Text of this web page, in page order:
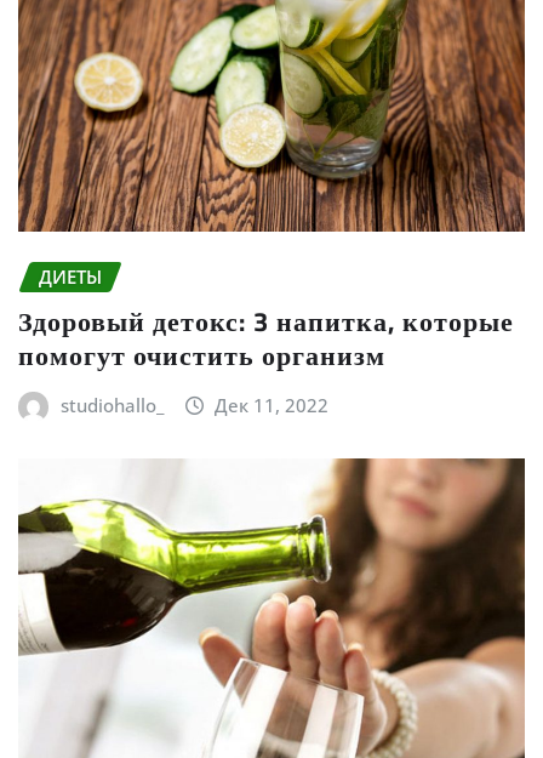
ДИЕТЫ
Здоровый детокс: 3 напитка, которые
помогут очистить организм
studiohallo_ Дек 11, 2022